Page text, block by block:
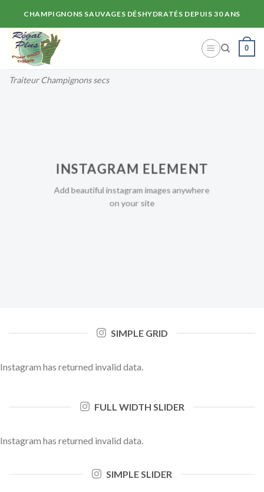
content
CHAMPIGNONS SAUVAGES DÉSHYDRATÉS DEPUIS 30 ANS
Traiteur Champignons secs
0
INSTAGRAM ELEMENT
Add beautiful instagram images anywhere
on your site
SIMPLE GRID
Instagram has returned invalid data.
FULL WIDTH SLIDER
Instagram has returned invalid data.
SIMPLE SLIDER